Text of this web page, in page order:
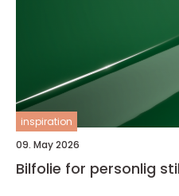
inspiration
09. May 2026
Bilfolie for personlig